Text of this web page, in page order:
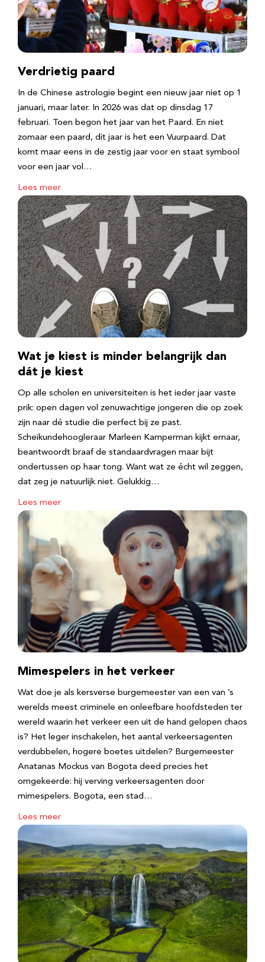
Verdrietig paard
In de Chinese astrologie begint een nieuw jaar niet op 1
januari, maar later. In 2026 was dat op dinsdag 17
februari. Toen begon het jaar van het Paard. En niet
zomaar een paard, dit jaar is het een Vuurpaard. Dat
komt maar eens in de zestig jaar voor en staat symbool
voor een jaar vol…
Lees meer
Wat je kiest is minder belangrijk dan
dát je kiest
Op alle scholen en universiteiten is het ieder jaar vaste
prik: open dagen vol zenuwachtige jongeren die op zoek
zijn naar dé studie die perfect bij ze past.
Scheikundehoogleraar Marleen Kamperman kijkt ernaar,
beantwoordt braaf de standaardvragen maar bijt
ondertussen op haar tong. Want wat ze écht wil zeggen,
dat zeg je natuurlijk niet. Gelukkig…
Lees meer
Mimespelers in het verkeer
Wat doe je als kersverse burgemeester van een van ’s
werelds meest criminele en onleefbare hoofdsteden ter
wereld waarin het verkeer een uit de hand gelopen chaos
is? Het leger inschakelen, het aantal verkeersagenten
verdubbelen, hogere boetes uitdelen? Burgemeester
Anatanas Mockus van Bogota deed precies het
omgekeerde: hij verving verkeersagenten door
mimespelers. Bogota, een stad…
Lees meer